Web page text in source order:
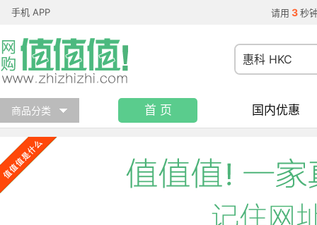
手机 APP 请用 3 秒
商品分类 首 页 国内优惠